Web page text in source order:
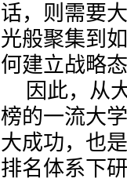
话，则需要
光般聚集到
何建立战略
因此，从
榜的一流大
大成功，也
排名体系下